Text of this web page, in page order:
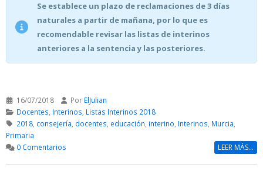
Se establece un plazo de reclamaciones de 3 días
naturales a partir de mañana, por lo que es
recomendable revisar las listas de interinos
anteriores a la sentencia y las posteriores.
16/07/2018 Por ElJulian
Docentes Interinos Listas Interinos 2018
2018, consejería docentes educación interino Interinos Murcia
Primaria
0 Comentarios
LEER MÁS...